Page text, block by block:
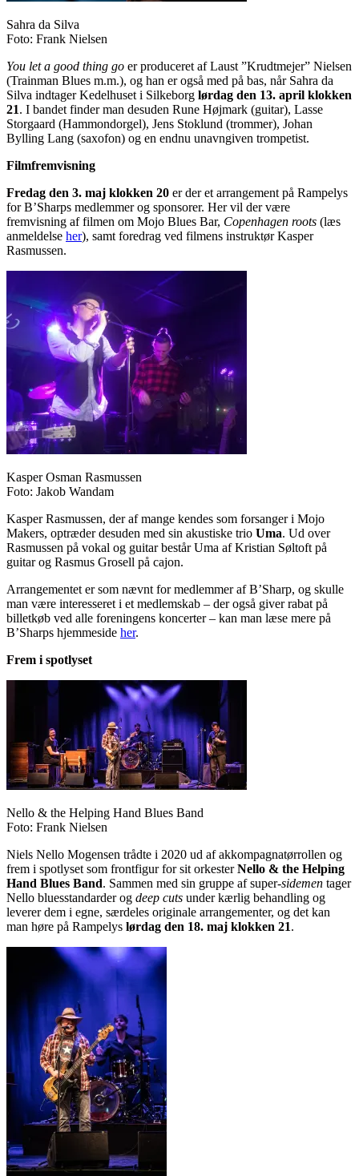
Sahra da Silva
Foto: Frank Nielsen
You let a good thing go er produceret af Laust ”Krudtmejer” Nielsen
(Trainman Blues m.m.), og han er også med på bas, når Sahra da
Silva indtager Kedelhuset i Silkeborg lørdag den 13. april klokken
21. I bandet finder man desuden Rune Højmark (guitar), Lasse
Storgaard (Hammondorgel), Jens Stoklund (trommer), Johan
Bylling Lang (saxofon) og en endnu unavngiven trompetist.
Filmfremvisning
Fredag den 3. maj klokken 20 er der et arrangement på Rampelys
for B’Sharps medlemmer og sponsorer. Her vil der være
fremvisning af filmen om Mojo Blues Bar, Copenhagen roots (læs
anmeldelse her), samt foredrag ved filmens instruktør Kasper
Rasmussen.
Kasper Osman Rasmussen
Foto: Jakob Wandam
Kasper Rasmussen, der af mange kendes som forsanger i Mojo
Makers, optræder desuden med sin akustiske trio Uma. Ud over
Rasmussen på vokal og guitar består Uma af Kristian Søltoft på
guitar og Rasmus Grosell på cajon.
Arrangementet er som nævnt for medlemmer af B’Sharp, og skulle
man være interesseret i et medlemskab – der også giver rabat på
billetkøb ved alle foreningens koncerter – kan man læse mere på
B’Sharps hjemmeside her.
Frem i spotlyset
Nello & the Helping Hand Blues Band
Foto: Frank Nielsen
Niels Nello Mogensen trådte i 2020 ud af akkompagnatørrollen og
frem i spotlyset som frontfigur for sit orkesterNello & the Helping
Hand Blues Band. Sammen med sin gruppe af super-sidemen tager
Nello bluesstandarder og deep cuts under kærlig behandling og
leverer dem i egne, særdeles originale arrangementer, og det kan
man høre på Rampelys lørdag den 18. maj klokken 21.